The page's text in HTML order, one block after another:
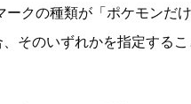
クの種類が「ポケモンだ
そのいずれかを指定する